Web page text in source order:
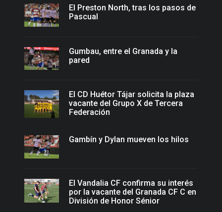
El Preston North, tras los pasos de
Pascual
Gumbau, entre el Granada y la
pared
El CD Huétor Tájar solicita la plaza
vacante del Grupo X de Tercera
Federación
Gambín y Dylan mueven los hilos
El Vandalia CF confirma su interés
por la vacante del Granada CF C en
División de Honor Sénior